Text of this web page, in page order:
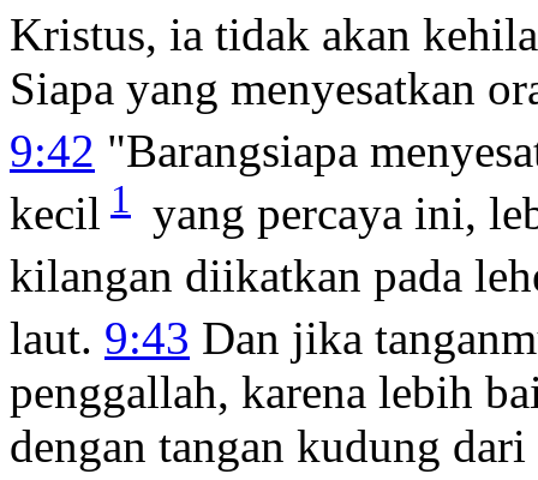
Kristus, ia tidak akan
Siapa yang menyesatkan
9:42 "Barangsiapa
kecil 1
yang percaya ini,
kilangan diikatkan pada
laut. 9:43 Dan jika
penggallah, karena lebih
dengan tangan kudung